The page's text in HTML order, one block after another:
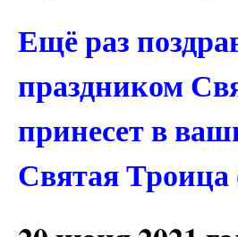
Ещё раз
праздником
принесет в
Святая Троица